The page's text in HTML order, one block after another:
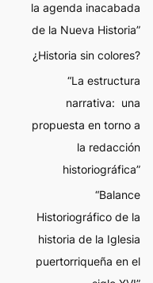
la agenda inacabada
de la Nueva Historia”
¿Historia sin colores?
“La estructura
narrativa: una
propuesta en torno a
la redacción
historiográfica”
“Balance
Historiográfico de la
historia de la Iglesia
puertorriqueña en el